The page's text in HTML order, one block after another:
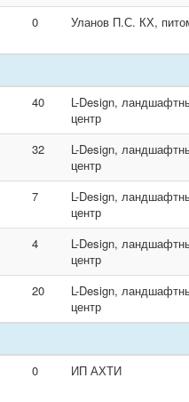
0 Уланов П.С. КХ,
40
L-Design,
центр
32
L-Design,
центр
7
L-Design,
центр
4
L-Design,
центр
20
L-Design,
центр
0 ИП АХТИ